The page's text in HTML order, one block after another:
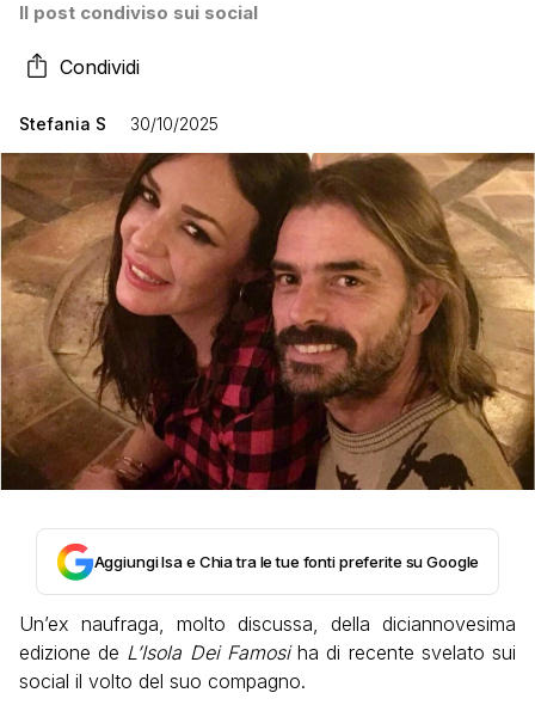
Il post condiviso sui social
Condividi
Stefania S 30/10/2025
Aggiungi Isa e Chia tra le tue fonti preferite su Google
Un’ex naufraga, molto discussa, della diciannovesima
edizione de L’Isola Dei Famosiha di recente svelato sui
social il volto del suo compagno.